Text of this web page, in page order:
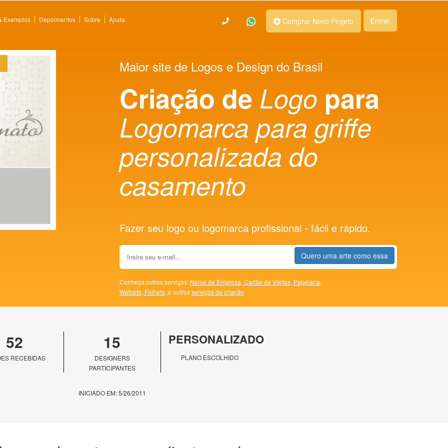
Exemplos Depoimentos Sobre Ajuda Comprar Novo Projeto Entrar
Maior site de Logos e Design do Brasil
Criação de Logo para
Logomarca para griffe
personalizada do
casamento
Fazer seu logo ou logomarca profissional - fácil e rápido.
Quero uma arte como essa
Conheça outros serviços: Nome de Empresa, Cartão de Visitas, Papelaria,
Website, Folheto, e outrosserviços de criação
52
RECEBIDAS
15
DESIGNERS
PARTICIPANTES
PERSONALIZADO
PLANO ESCOLHIDO
INICIADO EM: 5/26/2011